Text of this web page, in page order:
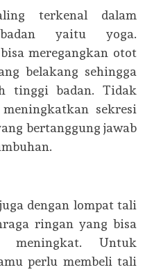
terkenal dalam
yaitu yoga.
meregangkan otot
belakang sehingga
tinggi badan. Tidak
sekresi
bertanggung jawab
dengan lompat tali
ringan yang bisa
Untuk
perlu membeli tali